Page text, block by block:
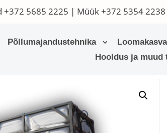
+372 5685 2225 | Müük+372 5354 2238
Põllumajandustehnika
Hooldus ja muud